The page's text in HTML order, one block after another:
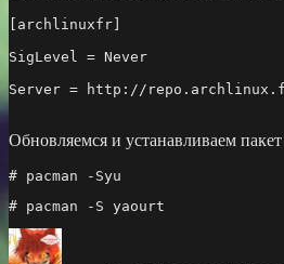
[archlinuxfr]
SigLevel = Never
Server = http://
Обновляемся и устанавливаем пакет
# pacman -Syu
# pacman -S yaourt